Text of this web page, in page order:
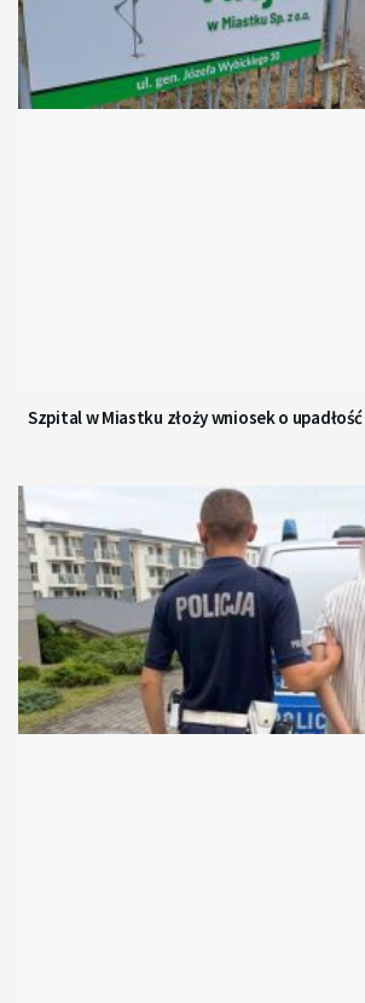
Szpital w Miastku złoży wniosek o upadłość